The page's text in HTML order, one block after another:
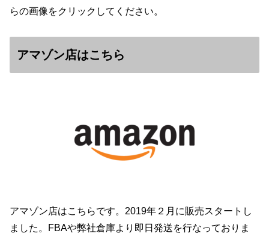
らの画像をクリックしてください。
アマゾン店はこちら
アマゾン店はこちらです。2019年２月に販売スタートし
ました。FBAや弊社倉庫より即日発送を行なっておりま